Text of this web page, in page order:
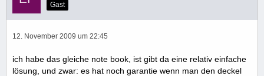
Gast
12. November 2009 um 22:45
ich habe das gleiche note book, ist gibt da eine relativ einfache
lösung, und zwar: es hat noch garantie wenn man den deckel